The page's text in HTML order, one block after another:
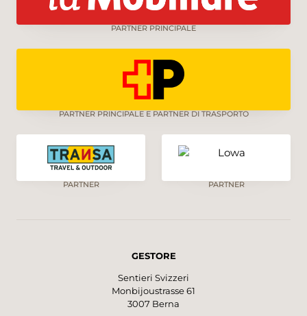
durch farnreichen Wald zur Bergstation
Rossweid zurück. Bis spät im Herbst blühen
Weidenröschen und weisser Moor-Geissbart.
PARTNER PRINCIPALE
PARTNER PRINCIPALE E PARTNER DI TRASPORTO
PARTNER PARTNER
GESTORE
Sentieri Svizzeri
Monbijoustrasse 61
3007 Berna